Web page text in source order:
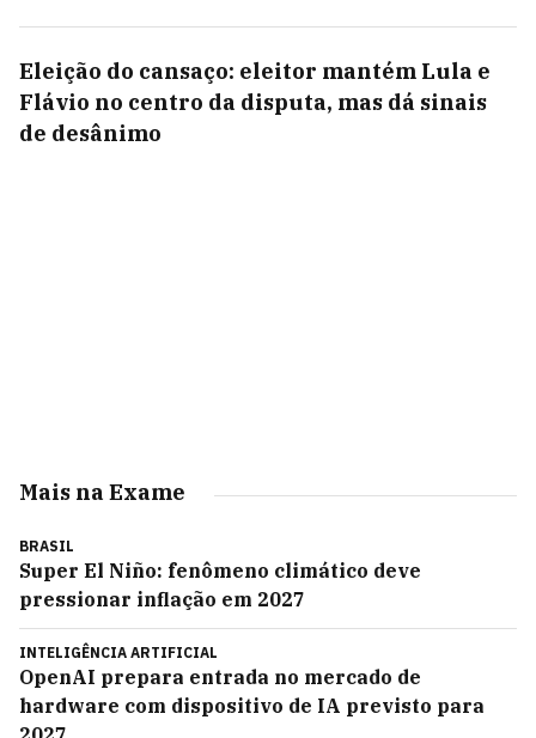
Eleição do cansaço: eleitor mantém Lula e
Flávio no centro da disputa, mas dá sinais
de desânimo
Mais na Exame
BRASIL
Super El Niño: fenômeno climático deve
pressionar inflação em 2027
INTELIGÊNCIA ARTIFICIAL
OpenAI prepara entrada no mercado de
hardware com dispositivo de IA previsto para